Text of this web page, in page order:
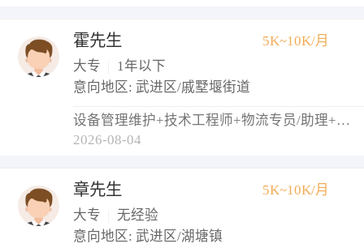
霍先生
5K~10K/月
大专
1年以下
意向地区: 武进区/戚墅堰街道
设备管理维护+技术工程师+物流专员/助理+调度员+仓库管理员
2026-08-04
章先生
5K~10K/月
大专
无经验
意向地区: 武进区/湖塘镇